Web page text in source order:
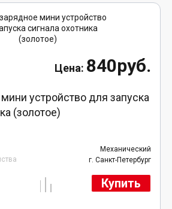
840руб.
устройство для запуска
(золотое)
Механический
г. Санкт-Петербург
Купить